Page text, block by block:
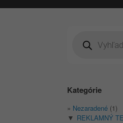
search
Kategórie
Nezaradené (1)
▼ REKLAMNÝ